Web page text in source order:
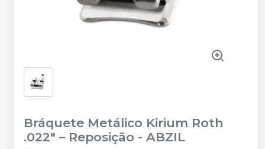
Bráquete Metálico Kirium Roth
.022" – Reposição - ABZIL